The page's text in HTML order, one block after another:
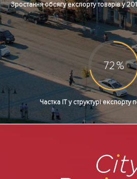
Зростання обсягу експорту товарів у
72%
Частка ІТ у структурі експорту